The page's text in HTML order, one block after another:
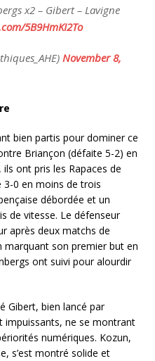
x2 – Gibert – Lavigne
5B9HmKI2To
November 8,
bien partis pour dominer ce
Briançon (défaite 5-2) en
ont pris les Rapaces de
0 en moins de trois
débordée et un
de vitesse. Le défenseur
après deux matchs de
marquant son premier but en
ont suivi pour alourdir
Gibert, bien lancé par
impuissants, ne se montrant
numériques. Kozun,
s’est montré solide et